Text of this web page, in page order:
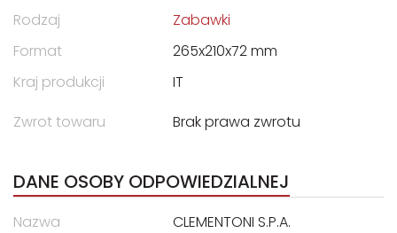
Rodzaj
Zabawki
Format
265x210x72 mm
Kraj produkcji
IT
Zwrot towaru
Brak prawa zwrotu
DANE OSOBY ODPOWIEDZIALNEJ
Nazwa
CLEMENTONI S.P.A.